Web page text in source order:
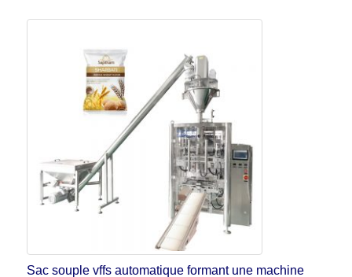
Sac souple vffs automatique formant une machine